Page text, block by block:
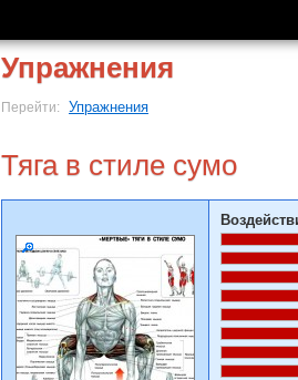
Упражнения
Перейти: Упражнения
Тяга в стиле сумо